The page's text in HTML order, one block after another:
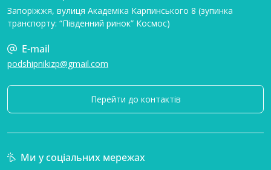
Запоріжжя, вулиця Академіка Карпинського 8 (зупинка
транспорту: “Південний ринок” Космос)
E-mail
podshipnikizp@gmail.com
Перейти до контактів
Ми у соціальних мережах